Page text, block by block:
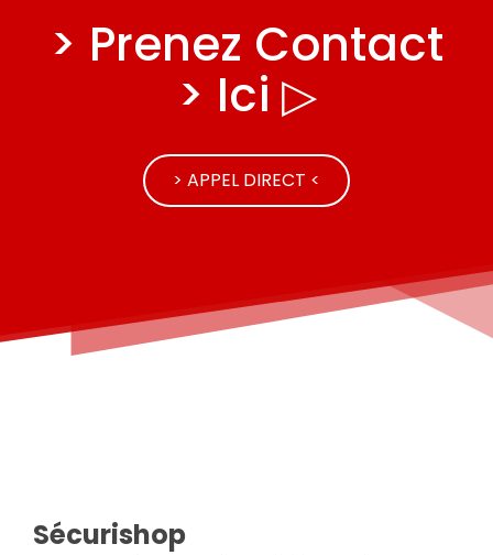
> Prenez Contact
> Ici ▷
> APPEL DIRECT <
Sécurishop